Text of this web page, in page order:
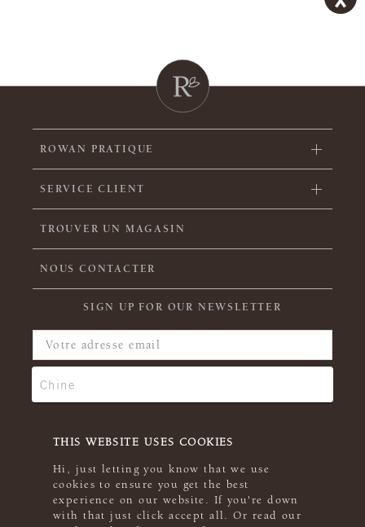
THIS WEBSITE USES COOKIES
Hi, just letting you know that we use
cookies to ensure you get the best
experience on our website. If you're down
with that just click accept all. Or read our
ROWAN PRATIQUE
SERVICE CLIENT
TROUVER UN MAGASIN
NOUS CONTACTER
SIGN UP FOR OUR NEWSLETTER